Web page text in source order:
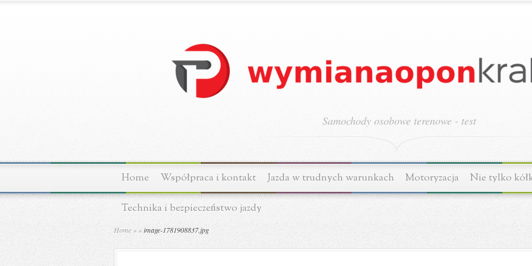
Samochody osobowe terenowe - test
Home Współpraca i kontakt Jazda w trudnych warunkach Motoryzacja Nie tylko
Technika i bezpieczeństwo jazdy
Home » »image-1781908837.jpg